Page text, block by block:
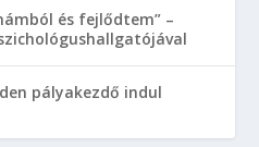
és fejlődtem” –
pályakezdő indul